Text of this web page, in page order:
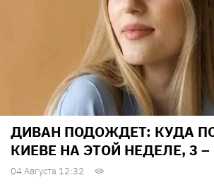
ДИВАН ПОДОЖДЕТ: КУДА
КИЕВЕ НА ЭТОЙ НЕДЕЛЕ, 3 –
04 Августа 12:32